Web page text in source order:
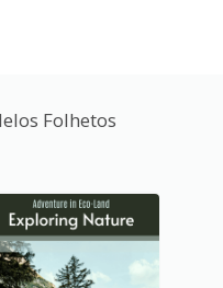
Folhetos